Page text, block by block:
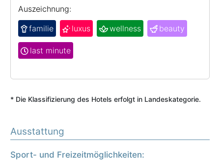
Auszeichnung:
familie
luxus wellness beauty
last minute
* Die Klassifizierung des Hotels erfolgt in Landeskategorie.
Ausstattung
Sport- und Freizeitmöglichkeiten: